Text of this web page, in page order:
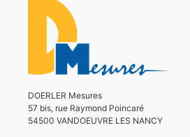
DOERLER Mesures
57 bis, rue Raymond Poincaré
54500 VANDOEUVRE LES NANCY